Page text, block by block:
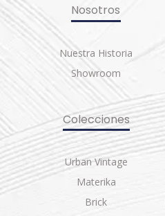
Nosotros
Nuestra Historia
Showroom
Colecciones
Urban Vintage
Materika
Brick